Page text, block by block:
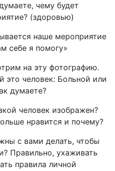
чему будет
(здоровью)
наше мероприятие
себе я помогу»
на эту фотографию.
это человек: Больной или
думаете?
человек изображен?
нравится и почему?
с вами делать, чтобы
Правильно, ухаживать
правила личной